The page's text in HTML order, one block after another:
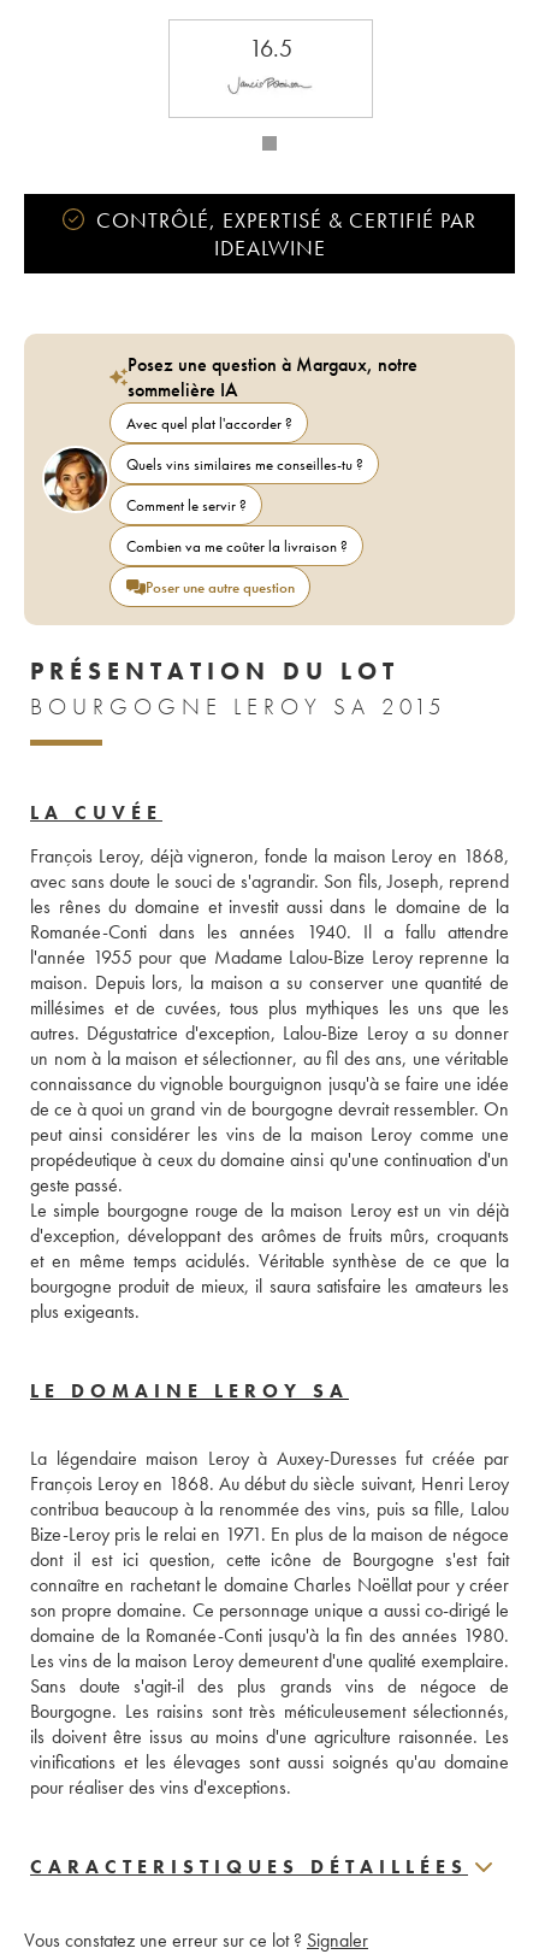
16.5
CONTRÔLÉ, EXPERTISÉ & CERTIFIÉ PAR
IDEALWINE
Posez une question à Margaux, notre
sommelière IA
Avec quel plat l'accorder ?
Quels vins similaires me conseilles-tu ?
Comment le servir ?
Combien va me coûter la livraison ?
Poser une autre question
PRÉSENTATION DU LOT
BOURGOGNE LEROY SA 2015
LA CUVÉE
François Leroy, déjà vigneron, fonde la maison Leroy en 1868,
avec sans doute le souci de s'agrandir. Son fils, Joseph, reprend
les rênes du domaine et investit aussi dans le domaine de la
Romanée-Conti dans les années 1940. Il a fallu attendre
l'année 1955 pour que Madame Lalou-Bize Leroy reprenne la
maison. Depuis lors, la maison a su conserver une quantité de
millésimes et de cuvées, tous plus mythiques les uns que les
autres. Dégustatrice d'exception, Lalou-Bize Leroy a su donner
un nom à la maison et sélectionner, au fil des ans, une véritable
connaissance du vignoble bourguignon jusqu'à se faire une idée
de ce à quoi un grand vin de bourgogne devrait ressembler. On
peut ainsi considérer les vins de la maison Leroy comme une
propédeutique à ceux du domaine ainsi qu'une continuation d'un
geste passé.
Le simple bourgogne rouge de la maison Leroy est un vin déjà
d'exception, développant des arômes de fruits mûrs, croquants
et en même temps acidulés. Véritable synthèse de ce que la
bourgogne produit de mieux, il saura satisfaire les amateurs les
plus exigeants.
LE DOMAINE LEROY SA
La légendaire maison Leroy à Auxey-Duresses fut créée par
François Leroy en 1868. Au début du siècle suivant, Henri Leroy
contribua beaucoup à la renommée des vins, puis sa fille, Lalou
Bize-Leroy pris le relai en 1971. En plus de la maison de négoce
dont il est ici question, cette icône de Bourgogne s'est fait
connaître en rachetant le domaine Charles Noëllat pour y créer
son propre domaine. Ce personnage unique a aussi co-dirigé le
domaine de la Romanée-Conti jusqu'à la fin des années 1980.
Les vins de la maison Leroy demeurent d'une qualité exemplaire.
Sans doute s'agit-il des plus grands vins de négoce de
Bourgogne. Les raisins sont très méticuleusement sélectionnés,
ils doivent être issus au moins d'une agriculture raisonnée. Les
vinifications et les élevages sont aussi soignés qu'au domaine
pour réaliser des vins d'exceptions.
CARACTERISTIQUES DÉTAILLÉES
Vous constatez une erreur sur ce lot ? Signaler